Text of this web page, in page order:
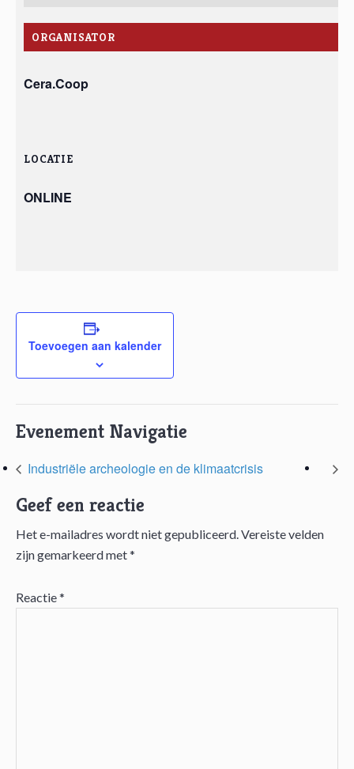
ORGANISATOR
Cera.Coop
LOCATIE
ONLINE
Toevoegen aan kalender
Evenement Navigatie
Industriële archeologie en de klimaatcrisis
Lees
Geef een reactie
Het e-mailadres wordt niet gepubliceerd.Vereiste velden
zijn gemarkeerd met*
Reactie*